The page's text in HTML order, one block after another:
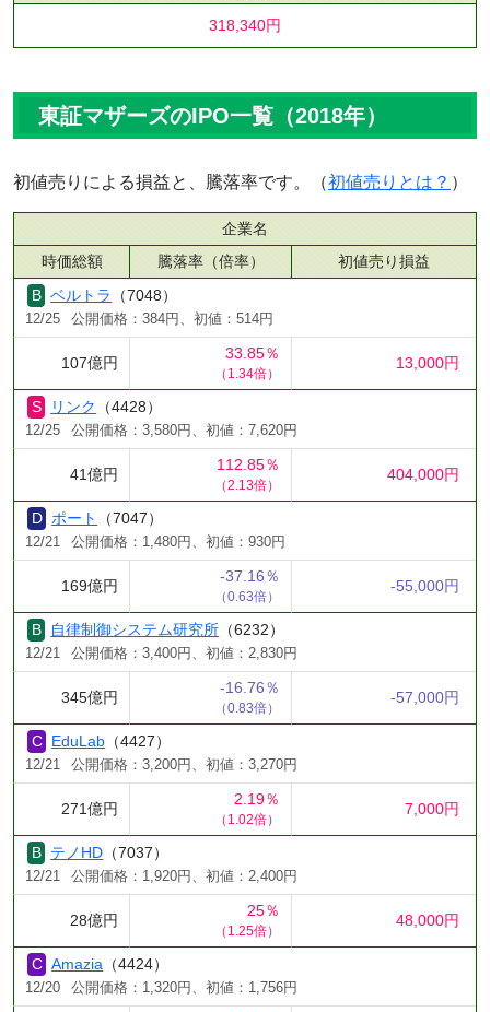
318,340円
東証マザーズのIPO一覧（2018年）
初値売りによる損益と、騰落率です。（初値売りとは？ ）
企業名
時価総額
騰落率（倍率）
初値売り損益
ベルトラ
（7048）
12/25 公開価格：384円、初値：514円
107億円
33.85％
（1.34倍）
13,000円
リンク （4428）
12/25 公開価格：3,580円、初値：7,620円
41億円
112.85％
（2.13倍）
404,000円
ポート （7047）
12/21 公開価格：1,480円、初値：930円
169億円
-37.16％
（0.63倍）
-55,000円
自律制御システム研究所 （6232）
12/21 公開価格：3,400円、初値：2,830円
345億円
-16.76％
（0.83倍）
-57,000円
EduLab （4427）
12/21 公開価格：3,200円、初値：3,270円
271億円
2.19％
（1.02倍）
7,000円
テノHD （7037）
12/21 公開価格：1,920円、初値：2,400円
28億円
25％
（1.25倍）
48,000円
Amazia （4424）
12/20 公開価格：1,320円、初値：1,756円